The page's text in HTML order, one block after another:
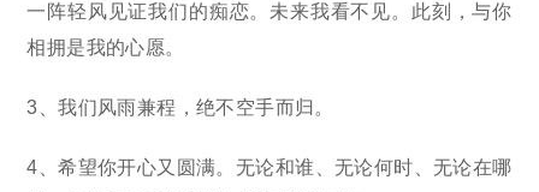
一阵轻风见证我们的痴恋。未来我看不见。此刻，与你
相拥是我的心愿。
3、我们风雨兼程，绝不空手而归。
4、希望你开心又圆满。无论和谁、无论何时、无论在哪